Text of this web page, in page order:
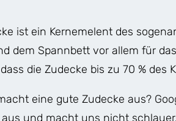
ist ein Kernemelent des
dem Spannbett vor allem für
die Zudecke bis zu 70 % des
eine gute Zudecke aus?
aus und macht uns nicht